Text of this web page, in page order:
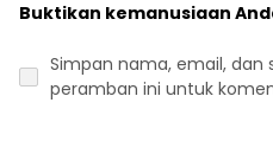
Buktikan kemanusiaan
Simpan nama, email, dan
peramban ini untuk